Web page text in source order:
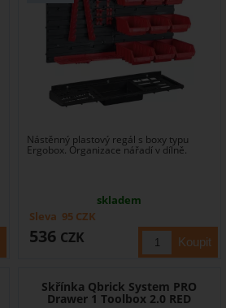
Nástěnný plastový regál s boxy typu
Ergobox. Organizace nářadí v dílně.
skladem
536 CZK
Sleva 95 CZK
Skřínka Qbrick System PRO
Drawer 1 Toolbox 2.0 RED